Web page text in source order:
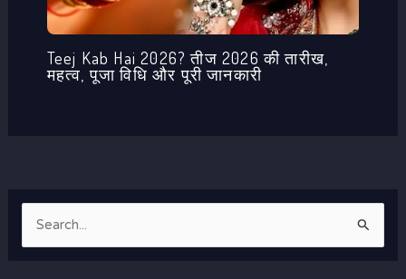
Teej Kab Hai 2026? तीज 2026 की तारीख,
महत्व, पूजा विधि और पूरी जानकारी